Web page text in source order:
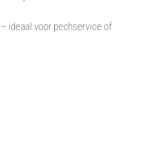
ideaal voor pechservice of